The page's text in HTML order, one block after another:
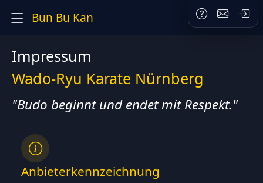
Bun Bu Kan
Impressum
Wado-Ryu Karate Nürnberg
"Budo beginnt und endet mit Respekt."
Anbieterkennzeichnung